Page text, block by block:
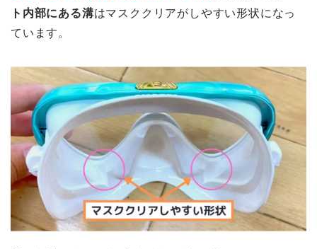
ト内部にある溝はマスククリアがしやすい形状になっ
ています。